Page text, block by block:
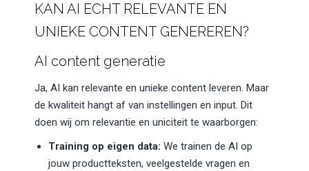
KAN AI ECHT RELEVANTE EN
UNIEKE CONTENT GENEREREN?
AI content generatie
Ja, AI kan relevante en unieke content leveren. Maar
de kwaliteit hangt af van instellingen en input. Dit
doen wij om relevantie en uniciteit te waarborgen:
Training op eigen data: We trainen de AI op
jouw productteksten, veelgestelde vragen en